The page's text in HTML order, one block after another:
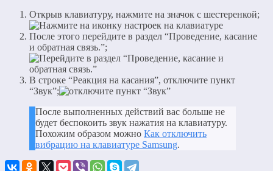
Открыв клавиатуру, нажмите на значок с шестеренкой;
После этого перейдите в раздел “Проведение, касание
и обратная связь.”;
В строке “Реакция на касания”, отключите пункт
“Звук”;
После выполненных действий вас больше не
будет беспокоить звук нажатия на клавиатуру.
Похожим образом можно Как отключить
вибрацию на клавиатуре Samsung.